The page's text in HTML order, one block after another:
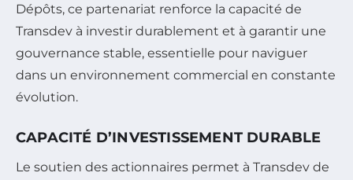
Dépôts, ce partenariat renforce la capacité de
Transdev à investir durablement et à garantir une
gouvernance stable, essentielle pour naviguer
dans un environnement commercial en constante
évolution.
CAPACITÉ D’INVESTISSEMENT DURABLE
Le soutien des actionnaires permet à Transdev de